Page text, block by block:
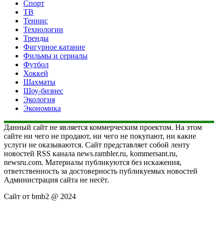
Спорт
ТВ
Теннис
Технологии
Тренды
Фигурное катание
Фильмы и сериалы
Футбол
Хоккей
Шахматы
Шоу-бизнес
Экология
Экономика
Данный сайт не является коммерческим проектом. На этом
сайте ни чего не продают, ни чего не покупают, ни какие
услуги не оказываются. Сайт представляет собой ленту
новостей RSS канала news.rambler.ru, kommersant.ru,
newsru.com. Материалы публикуются без искажения,
ответственность за достоверность публикуемых новостей
Администрация сайта не несёт.
Сайт от bmb2 @ 2024